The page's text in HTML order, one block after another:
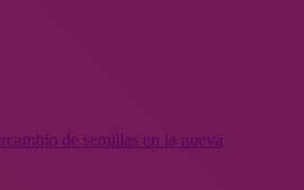
de semillas en la nueva